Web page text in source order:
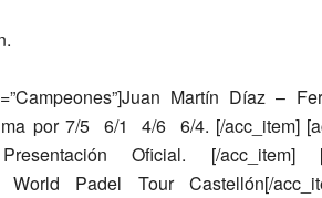
Juan Martín Díaz –
por 7/5 6/1 4/6 6/4. [/acc_item]
Oficial. [/acc_item]
World Padel Tour Castellón[/